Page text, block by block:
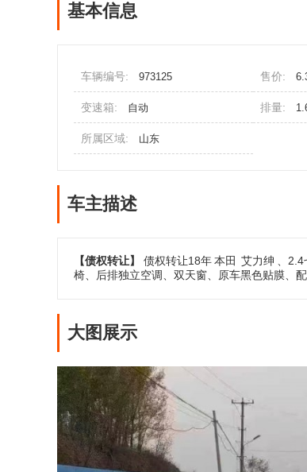
基本信息
车辆编号: 973125 售价:
变速箱: 自动 排量:
所属区域: 山东
车主描述
【债权转让】 债权转让18年本田 艾力绅 、
椅、后排独立空调、双天窗、原车黑色贴膜、
大图展示